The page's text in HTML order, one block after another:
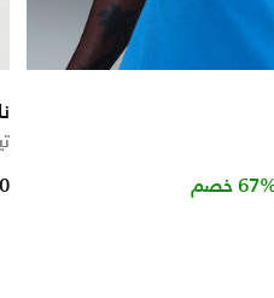
خصم